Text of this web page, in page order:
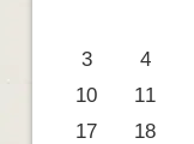
3
4
10
11
17
18